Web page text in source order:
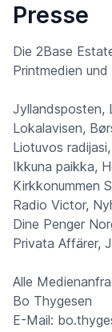
Presse
Die 2Base
Printmedien
Jyllandsposten,
Lokalavisen,
Liotuvos
Ikkuna paikka,
Kirkkonummen
Radio Victor,
Dine Penger
Privata Affärer,
Alle
Bo Thygesen
E-Mail: